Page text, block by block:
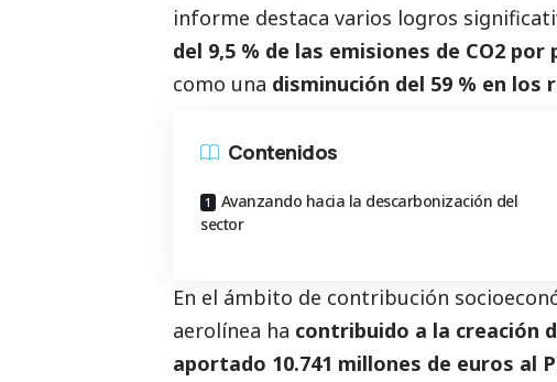
informe destaca varios logros
del 9,5 % de las emisiones de CO2 por
como una disminución del 59 % en los
Contenidos
Avanzando hacia la descarbonización del
sector
En el ámbito de contribución
aerolínea ha contribuido a la creación
aportado 10.741 millones de euros al